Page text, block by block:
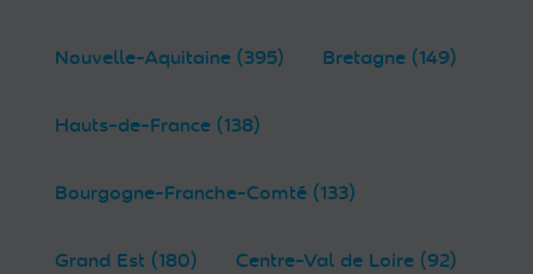
Nouvelle-Aquitaine (395) Bretagne (149)
Hauts-de-France (138)
Bourgogne-Franche-Comté (133)
Grand Est (180) Centre-Val de Loire (92)